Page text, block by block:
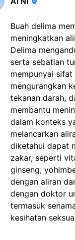
Buah delima
meningkatkan
Delima
serta sebatian
mempunyai
mengurangkan
tekanan darah,
membantu
dalam konteks
melancarkan
diketahui dapat
zakar, seperti
ginseng,
dengan aliran
dengan doktor
termasuk
kesihatan